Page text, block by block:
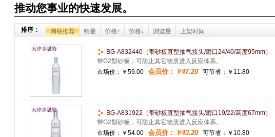
推动您事业的快速发展。
排序： 网站推荐 销量 价格↑ 价格↓ 浏览量 上架时间
BG-A832440（帯砂板直型抽气接头/磨口24/40/高度95mm）
带G2型砂板，可防止其它物质进入反应体系。
市场价： ￥59.00 会员价： ￥47.20 可节省：￥11.80
BG-A831922（帯砂板直型抽气接头/磨口19/22/高度67mm）
带G2型砂板，可防止其它物质进入反应体系。
市场价： ￥54.00 会员价： ￥43.20 可节省：￥10.80